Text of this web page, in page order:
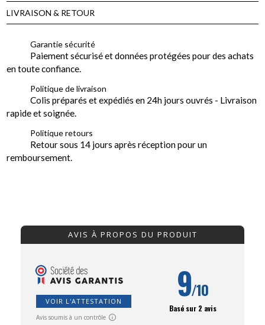
LIVRAISON & RETOUR
Garantie sécurité
Paiement sécurisé et données protégées pour des achats
en toute confiance.
Politique de livraison
Colis préparés et expédiés en 24h jours ouvrés - Livraison
rapide et soignée.
Politique retours
Retour sous 14 jours après réception pour un
remboursement.
AVIS À PROPOS DU PRODUIT
VOIR L'ATTESTATION
Avis soumis à un contrôle
9/10
Basé sur 2 avis